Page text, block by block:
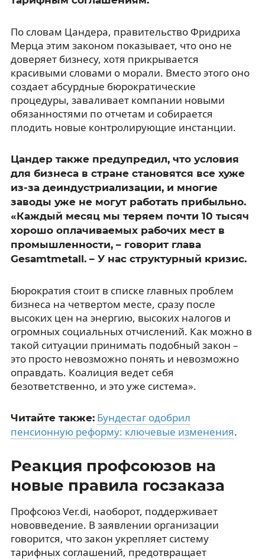
По словам Цандера, правительство Фридриха
Мерца этим законом показывает, что оно не
доверяет бизнесу, хотя прикрывается
красивыми словами о морали. Вместо этого оно
создает абсурдные бюрократические
процедуры, заваливает компании новыми
обязанностями по отчетам и собирается
плодить новые контролирующие инстанции.
Цандер также предупредил, что условия
для бизнеса в стране становятся все хуже
из-за деиндустриализации, и многие
заводы уже не могут работать прибыльно.
«Каждый месяц мы теряем почти 10 тысяч
хорошо оплачиваемых рабочих мест в
промышленности, – говорит глава
Gesamtmetall. – У нас структурный кризис.
Бюрократия стоит в списке главных проблем
бизнеса на четвертом месте, сразу после
высоких цен на энергию, высоких налогов и
огромных социальных отчислений. Как можно в
такой ситуации принимать подобный закон –
это просто невозможно понять и невозможно
оправдать. Коалиция ведет себя
безответственно, и это уже система».
Читайте также: Бундестаг одобрил
пенсионную реформу: ключевые изменения.
Реакция профсоюзов на
новые правила госзаказа
Профсоюз Ver.di, наоборот, поддерживает
нововведение. В заявлении организации
говорится, что закон укрепляет систему
тарифных соглашений, предотвращает